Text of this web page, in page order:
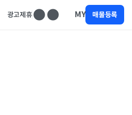
광고제휴 MY 매물등록